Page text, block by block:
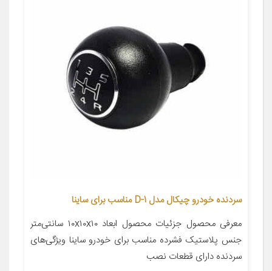
سردنده خودرو چیکال مدل D-1 مناسب برای ساینا
معرفی محصول جزئیات محصول ابعاد ۱۰x۱۰x۱۰ سانتی‌متر
جنس پلاستیک فشرده مناسب برای خودرو ساینا ویژگی‌های
سردنده دارای قطعات نصب